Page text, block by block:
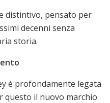
distintivo, pensato per
decenni senza
storia.
è profondamente legata
questo il nuovo marchio